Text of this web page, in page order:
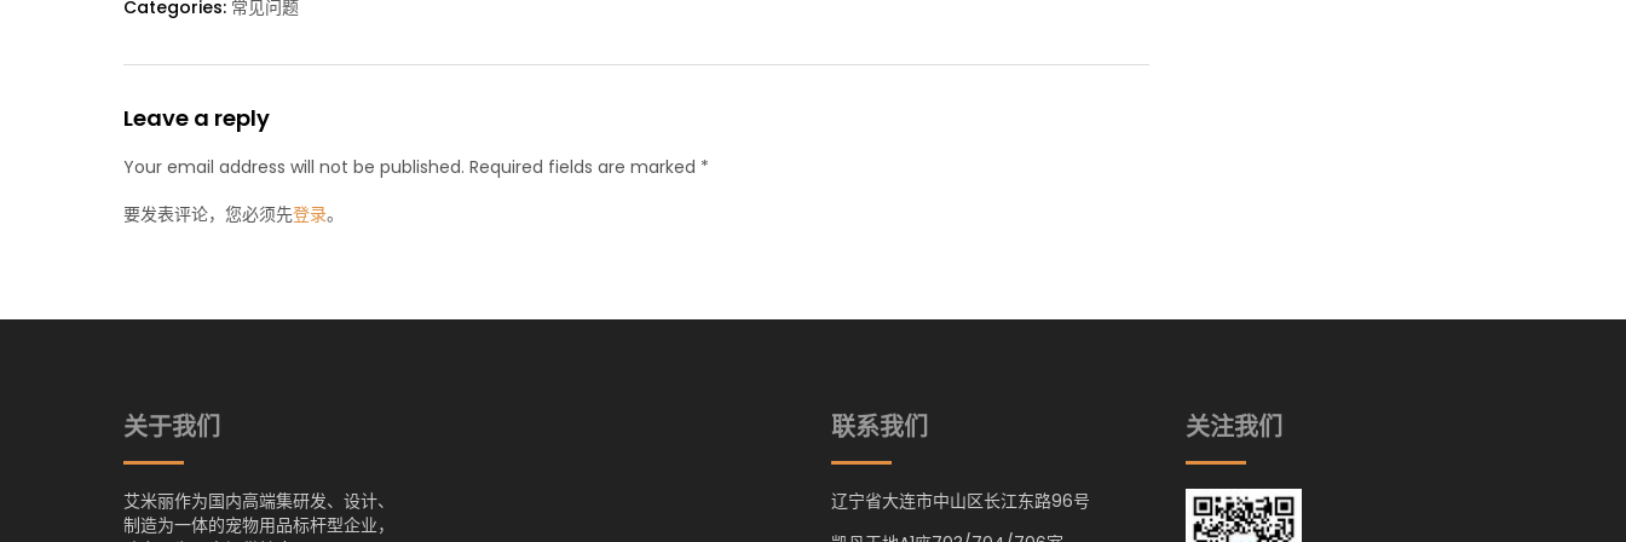
Categories: 常见问题
Leave a reply
Your email address will not be published. Required fields are marked *
要发表评论，您必须先登录。
关于我们
艾米丽作为国内高端集研发、设计、
制造为一体的宠物用品标杆型企业，
联系我们
辽宁省大连市中山区长江东路96号
关注我们